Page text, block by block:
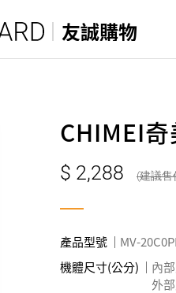
友誠購物
CHIMEI
2,288
產品型號
MV-
機體尺寸(公分)
內
外